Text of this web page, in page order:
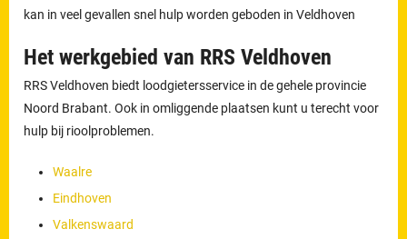
kan in veel gevallen snel hulp worden geboden in Veldhoven
Het werkgebied van RRS Veldhoven
RRS Veldhoven biedt loodgietersservice in de gehele provincie
Noord Brabant. Ook in omliggende plaatsen kunt u terecht voor
hulp bij rioolproblemen.
Waalre
Eindhoven
Valkenswaard